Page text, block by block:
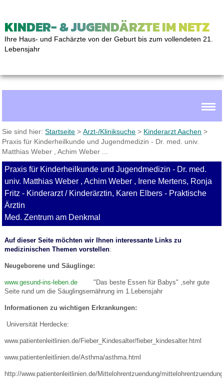
KINDER- & JUGENDÄRZTE IM NETZ
Ihre Haus- und Fachärzte von der Geburt bis zum vollendeten 21.
Lebensjahr
Sie sind hier:Startseite >Arzt-/Kliniksuche > Kinderarzt Aachen >
Praxis für Kinderheilkunde und Jugendmedizin - Dr. med. univ.
Matthias Weber , Achim Weber ...
Praxis für Kinderheilkunde und Jugendmedizin - Dr. med.
univ. Matthias Weber , Achim Weber , Irene Mertens, Ronja
Fritz - Kinderarzt / Kinderärztin, Karen Elbers - Praktische
Ärztin
Med. Zentrum am Denkmal
Auf dieser Seite möchten wir Ihnen interessante Links zu
medizinischen Themen vorstellen:
Neugeborene und Säuglinge:
www.gesund-ins-leben.de
"Das beste Essen für Babys" ,sehr gute
Seite rund um die Säuglingsernährung im 1.Lebensjahr
Informationen zu wichtigen Erkrankungen:
Universität Herdecke:
www.patientenleitlinien.de/Fieber_Kindesalter/fieber_kindesalter.html
www.patientenleitlinien.de/Asthma/asthma.html
http://www.patientenleitlinien.de/Mittelohrentzuendung/